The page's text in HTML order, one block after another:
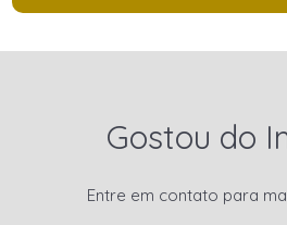
Gostou do
Entre em contato para